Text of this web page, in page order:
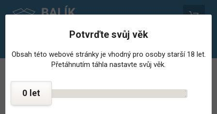
PROVOZOVNA STŘEDISKA HOSPODÁŘSKÉ ČINNNOSTI
KONTAKT
Potvrďte svůj věk
Obsah této webové stránky je vhodný pro osoby starší 18 let.
Přetáhnutím táhla nastavte svůj věk.
0